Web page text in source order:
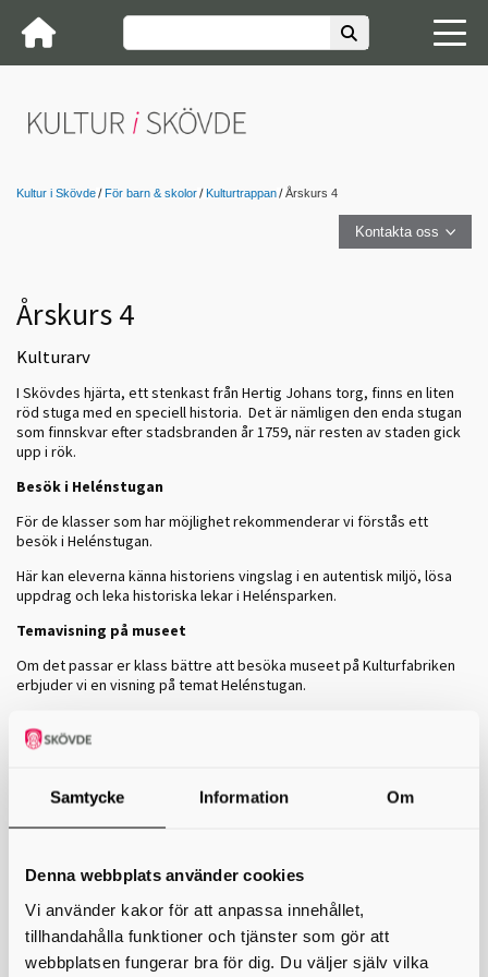
Samtycke Information Om
Denna webbplats använder cookies
Vi använder kakor för att anpassa innehållet,
tillhandahålla funktioner och tjänster som gör att
webbplatsen fungerar bra för dig. Du väljer själv vilka
Kultur i Skövde För barn & skolor Kulturtrappan Årskurs 4
Kontakta oss
Årskurs 4
Kulturarv
I Skövdes hjärta, ett stenkast från Hertig Johans torg, finns en liten
röd stuga med en speciell historia. Det är nämligen den enda stugan
som finnskvar efter stadsbranden år 1759, när resten av staden gick
upp i rök.
Besök i Helénstugan
För de klasser som har möjlighet rekommenderar vi förstås ett
besök i Helénstugan.
Här kan eleverna känna historiens vingslag i en autentisk miljö, lösa
uppdrag och leka historiska lekar i Helénsparken.
Temavisning på museet
Om det passar er klass bättre att besöka museet på Kulturfabriken
erbjuder vi en visning på temat Helénstugan.
Helénstugan.
En museipedagog kommer att kontakta respektive skola för bokning
av besök under läsåret 2025/2026.
ett passande upplägg.
Max 30 personer/grupp.
Bokning av buss
Om skolan är berättigad bussresa så tillkommeringenkostnad för